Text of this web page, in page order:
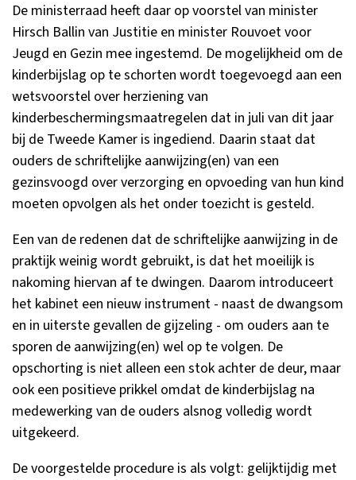
De ministerraad heeft daar op voorstel van minister
Hirsch Ballin van Justitie en minister Rouvoet voor
Jeugd en Gezin mee ingestemd. De mogelijkheid om de
kinderbijslag op te schorten wordt toegevoegd aan een
wetsvoorstel over herziening van
kinderbeschermingsmaatregelen dat in juli van dit jaar
bij de Tweede Kamer is ingediend. Daarin staat dat
ouders de schriftelijke aanwijzing(en) van een
gezinsvoogd over verzorging en opvoeding van hun kind
moeten opvolgen als het onder toezicht is gesteld.
Een van de redenen dat de schriftelijke aanwijzing in de
praktijk weinig wordt gebruikt, is dat het moeilijk is
nakoming hiervan af te dwingen. Daarom introduceert
het kabinet een nieuw instrument - naast de dwangsom
en in uiterste gevallen de gijzeling - om ouders aan te
sporen de aanwijzing(en) wel op te volgen. De
opschorting is niet alleen een stok achter de deur, maar
ook een positieve prikkel omdat de kinderbijslag na
medewerking van de ouders alsnog volledig wordt
uitgekeerd.
De voorgestelde procedure is als volgt: gelijktijdig met